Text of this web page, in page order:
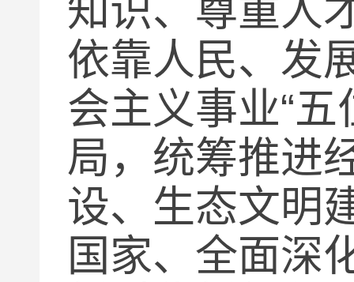
知识、尊重人
依靠人民、发
会主义事业“五
局，统筹推进
设、生态文明
国家、全面深